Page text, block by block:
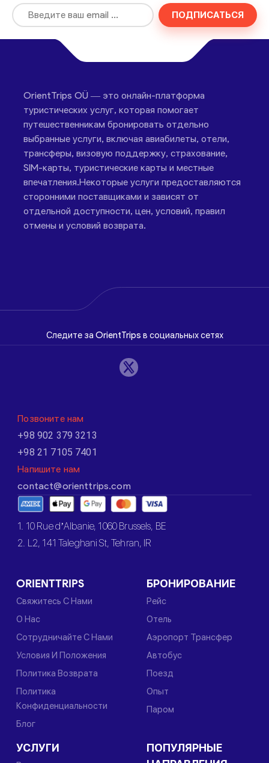
ПОДПИСАТЬСЯ
OrientTrips OÜ — это онлайн-платформа
туристических услуг, которая помогает
путешественникам бронировать отдельно
выбранные услуги, включая авиабилеты, отели,
трансферы, визовую поддержку, страхование,
SIM-карты, туристические карты и местные
впечатления.Некоторые услуги предоставляются
сторонними поставщиками и зависят от
отдельной доступности, цен, условий, правил
отмены и условий возврата.
Следите за OrientTrips в социальных сетях
Позвоните нам
+98 902 379 3213
+98 21 7105 7401
Напишите нам
contact@orienttrips.com
1. 10 Rue d’Albanie, 1060 Brussels, BE
2. L2, 141 Taleghani St, Tehran, IR
ORIENTTRIPS
Свяжитесь С Нами
О Нас
Сотрудничайте С Нами
Условия И Положения
Политика Возврата
Политика
Конфиденциальности
Блог
БРОНИРОВАНИЕ
Рейс
Отель
Аэропорт Трансфер
Автобус
Поезд
Опыт
Паром
УСЛУГИ
ПОПУЛЯРНЫЕ